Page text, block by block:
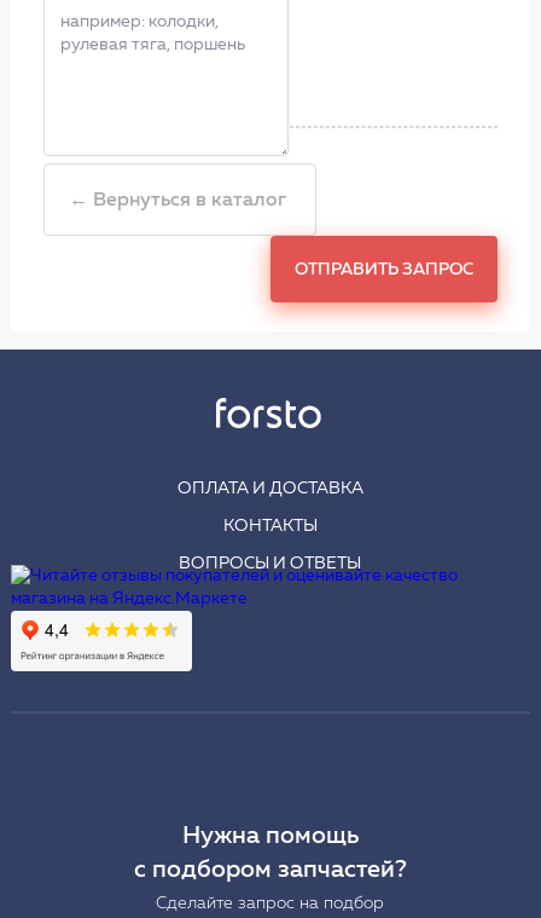
← Вернуться в каталог
ОТПРАВИТЬ ЗАПРОС
ОПЛАТА И ДОСТАВКА
КОНТАКТЫ
ВОПРОСЫ И ОТВЕТЫ
Нужна помощь
с подбором запчастей?
Сделайте запрос на подбор